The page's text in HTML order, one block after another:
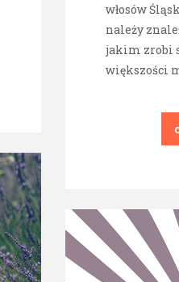
włosów
należy
jakim zrobi
większości